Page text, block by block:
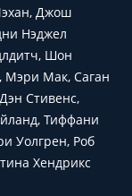
Джош
Нэджел
Шон
Мэри Мак, Саган
Стивенс,
Тиффани
Уолгрен, Роб
Хендрикс